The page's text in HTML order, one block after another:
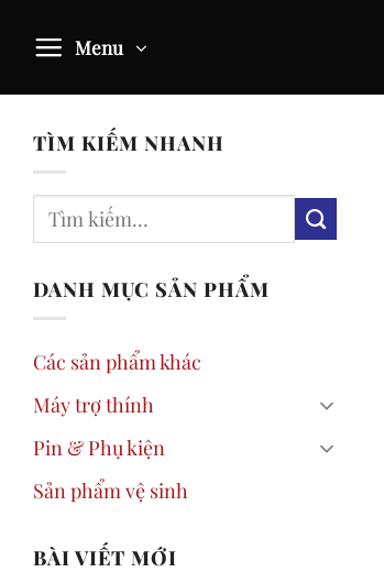
Menu
TÌM KIẾM NHANH
DANH MỤC SẢN PHẨM
Các sản phẩm khác
Máy trợ thính
Pin & Phụ kiện
Sản phẩm vệ sinh
BÀI VIẾT MỚI